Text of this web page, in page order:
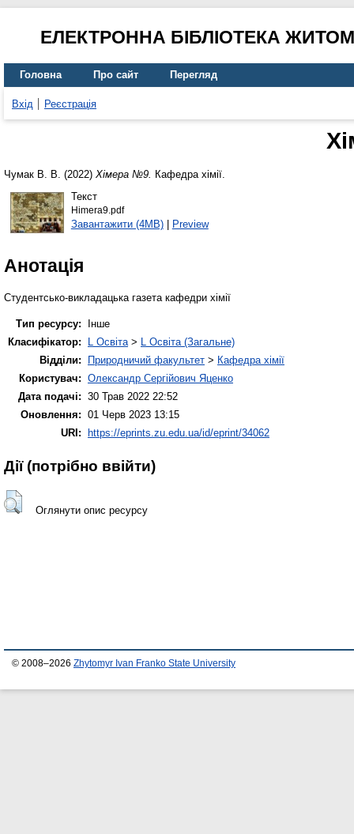
ЕЛЕКТРОННА БІБЛІОТЕКА
Головна Про сайт Перегляд
Вхід Реєстрація
Чумак В. В. (2022) Хімера №9. Кафедра хімії.
Текст
Himera9.pdf
Завантажити (4MB)| Preview
Анотація
Студентсько-викладацька газета кафедри хімії
Тип ресурсу:
Інше
Класифікатор:
L Освіта > L Освіта (Загальне)
Відділи:
Природничий факультет > Кафедра хімії
Користувач: Олександр Сергійович Яценко
Дата подачі: 30 Трав 2022 22:52
Оновлення: 01 Черв 2023 13:15
URI: https://eprints.zu.edu.ua/id/eprint/34062
Дії ​​(потрібно ввійти)
Оглянути опис ресурсу
© 2008–2026 Zhytomyr Ivan Franko State University